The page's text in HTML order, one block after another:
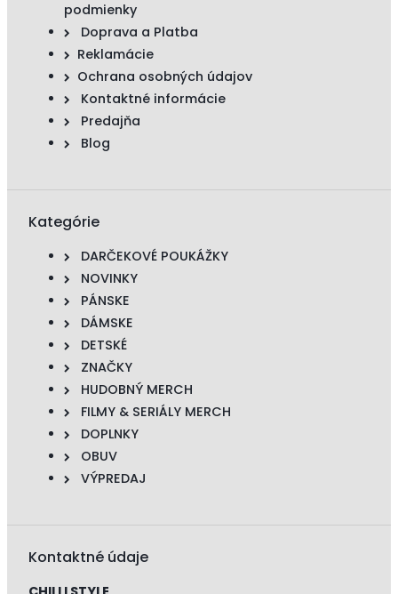
podmienky
Doprava a Platba
Reklamácie
Ochrana osobných údajov
Kontaktné informácie
Predajňa
Blog
Kategórie
DARČEKOVÉ POUKÁŽKY
NOVINKY
PÁNSKE
DÁMSKE
DETSKÉ
ZNAČKY
HUDOBNÝ MERCH
FILMY & SERIÁLY MERCH
DOPLNKY
OBUV
VÝPREDAJ
Kontaktné údaje